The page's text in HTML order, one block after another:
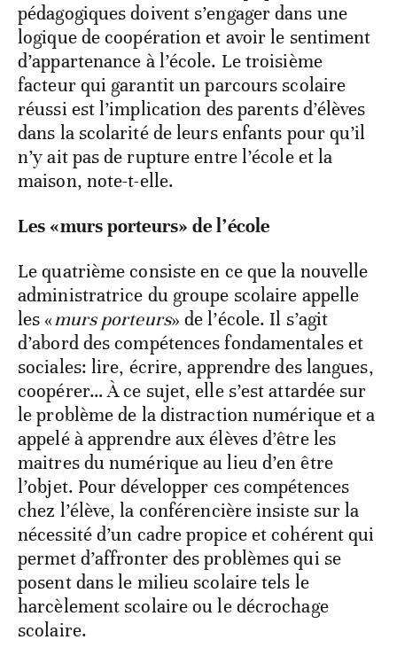
pédagogiques doivent s’engager dans une
logique de coopération et avoir le sentiment
d’appartenance à l’école. Le troisième
facteur qui garantit un parcours scolaire
réussi est l’implication des parents d’élèves
dans la scolarité de leurs enfants pour qu’il
n’y ait pas de rupture entre l’école et la
maison, note-t-elle.
Les «murs porteurs» de l’école
Le quatrième consiste en ce que la nouvelle
administratrice du groupe scolaire appelle
les «murs porteurs» de l’école. Il s’agit
d’abord des compétences fondamentales et
sociales: lire, écrire, apprendre des langues,
coopérer… À ce sujet, elle s’est attardée sur
le problème de la distraction numérique et a
appelé à apprendre aux élèves d’être les
maitres du numérique au lieu d’en être
l’objet. Pour développer ces compétences
chez l’élève, la conférencière insiste sur la
nécessité d’un cadre propice et cohérent qui
permet d’affronter des problèmes qui se
posent dans le milieu scolaire tels le
harcèlement scolaire ou le décrochage
scolaire.